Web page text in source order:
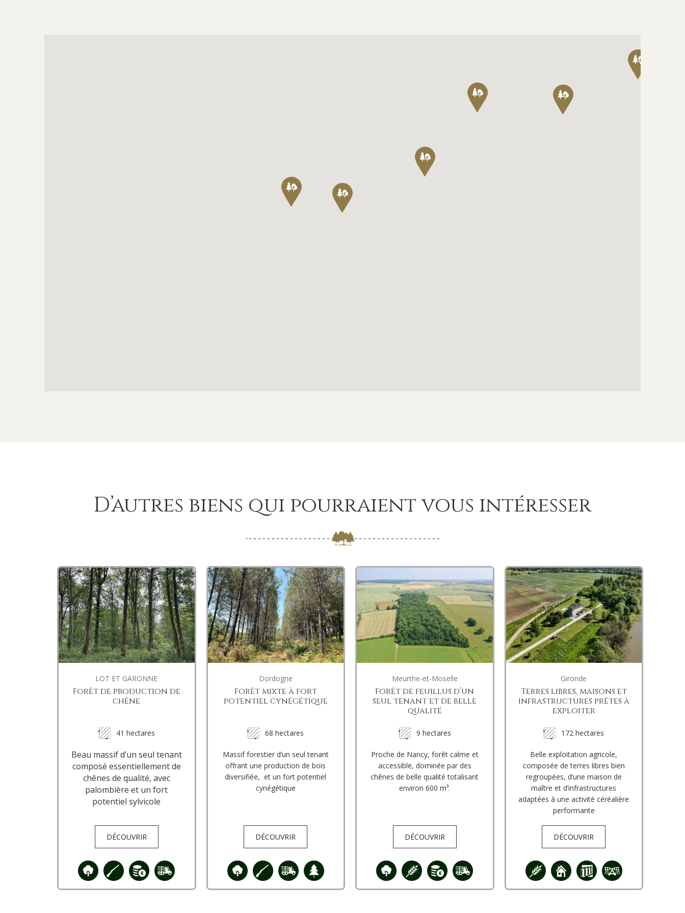
D’autres biens qui pourraient vous intéresser
LOT ET GARONNE
Forêt de production de
chêne
41 hectares
Beau massif d’un seul tenant
composé essentiellement de
chênes de qualité, avec
palombière et un fort
potentiel sylvicole
DÉCOUVRIR
Dordogne
Forêt mixte à fort
potentiel cynégétique
68 hectares
Massif forestier d’un seul tenant
offrant une production de bois
diversifiée, et un fort potentiel
cynégétique
DÉCOUVRIR
Meurthe-et-Moselle
Forêt de feuillus d’un
seul tenant et de belle
qualité
9 hectares
Proche de Nancy, forêt calme et
accessible, dominée par des
chênes de belle qualité totalisant
environ 600 m³.
DÉCOUVRIR
Gironde
Terres libres, maisons et
infrastructures prêtes à
exploiter
172 hectares
Belle exploitation agricole,
composée de terres libres bien
regroupées, d’une maison de
maître et d’infrastructures
adaptées à une activité céréalière
performante
DÉCOUVRIR